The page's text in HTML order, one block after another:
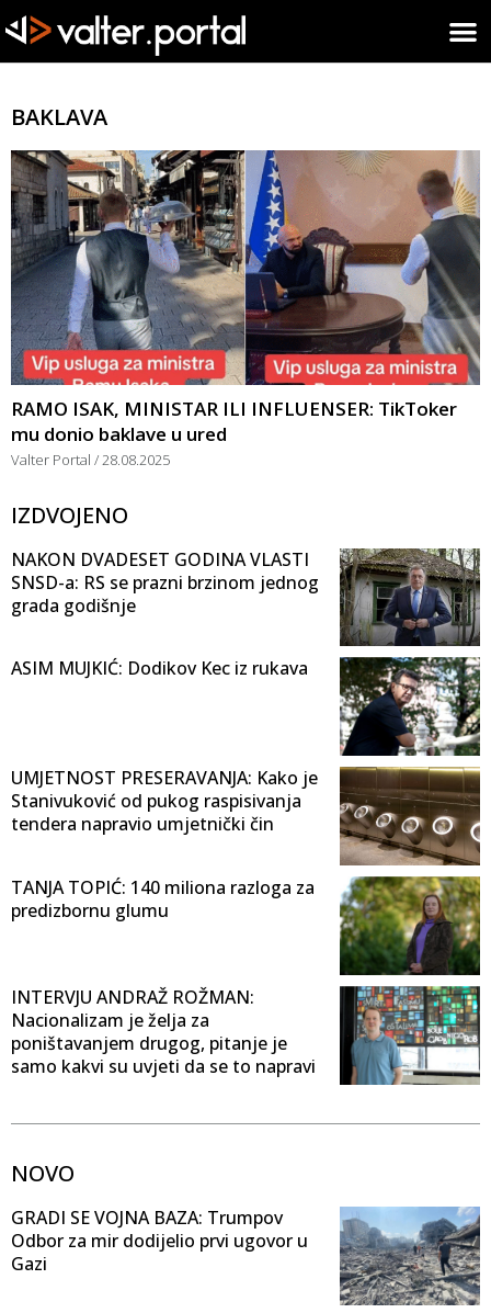
BAKLAVA
RAMO ISAK, MINISTAR ILI INFLUENSER: TikToker
mu donio baklave u ured
Valter Portal 28.08.2025
IZDVOJENO
NAKON DVADESET GODINA VLASTI
SNSD-a: RS se prazni brzinom jednog
grada godišnje
ASIM MUJKIĆ: Dodikov Kec iz rukava
UMJETNOST PRESERAVANJA: Kako je
Stanivuković od pukog raspisivanja
tendera napravio umjetnički čin
TANJA TOPIĆ: 140 miliona razloga za
predizbornu glumu
INTERVJU ANDRAŽ ROŽMAN:
Nacionalizam je želja za
poništavanjem drugog, pitanje je
samo kakvi su uvjeti da se to napravi
NOVO
GRADI SE VOJNA BAZA: Trumpov
Odbor za mir dodijelio prvi ugovor u
Gazi